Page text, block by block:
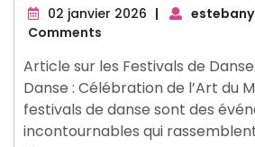
02 janvier 2026 02
|
Comments
Article sur les Festivals de
Danse : Célébration de l’Art du
festivals de danse sont des
incontournables qui